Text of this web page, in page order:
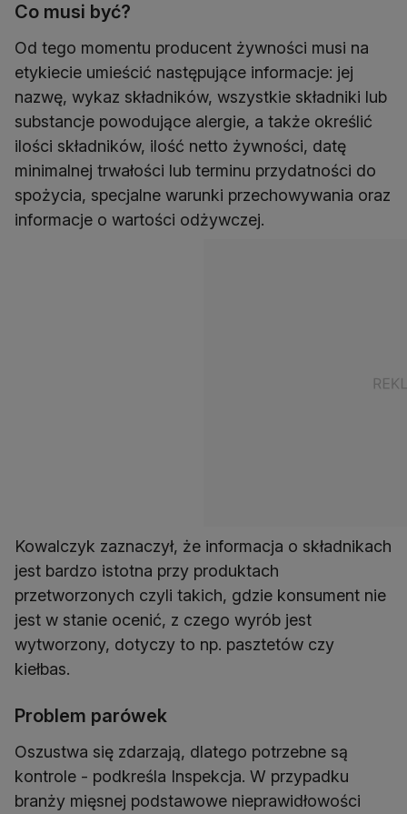
Co musi być?
Od tego momentu producent żywności musi na
etykiecie umieścić następujące informacje: jej
nazwę, wykaz składników, wszystkie składniki lub
substancje powodujące alergie, a także określić
ilości składników, ilość netto żywności, datę
minimalnej trwałości lub terminu przydatności do
spożycia, specjalne warunki przechowywania oraz
informacje o wartości odżywczej.
Kowalczyk zaznaczył, że informacja o składnikach
jest bardzo istotna przy produktach
przetworzonych czyli takich, gdzie konsument nie
jest w stanie ocenić, z czego wyrób jest
wytworzony, dotyczy to np. pasztetów czy
kiełbas.
Problem parówek
Oszustwa się zdarzają, dlatego potrzebne są
kontrole - podkreśla Inspekcja. W przypadku
branży mięsnej podstawowe nieprawidłowości